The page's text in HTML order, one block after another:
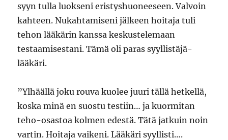
syyn tulla luokseni eristyshuoneeseen. Valvoin
kahteen. Nukahtamiseni jälkeen hoitaja tuli
tehon lääkärin kanssa keskustelemaan
testaamisestani. Tämä oli paras syyllistäjä-
lääkäri.
”Ylhäällä joku rouva kuolee juuri tällä hetkellä,
koska minä en suostu testiin… ja kuormitan
teho-osastoa kolmen edestä. Tätä jatkuin noin
vartin. Hoitaja vaikeni. Lääkäri syyllisti….